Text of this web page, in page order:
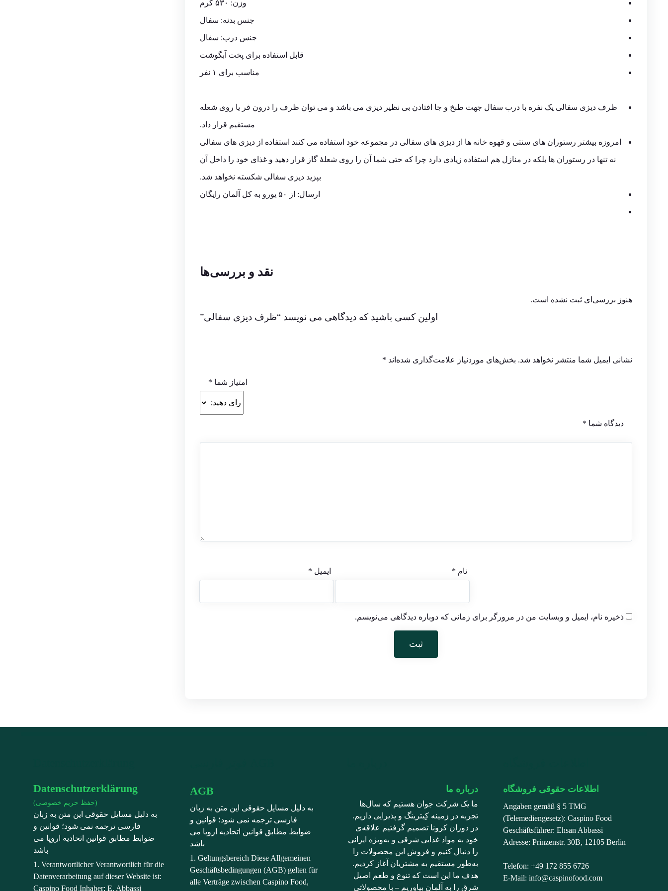
وزن: ۵۳۰ گرم
جنس بدنه: سفال
جنس درب: سفال
قابل استفاده برای پخت آبگوشت
مناسب برای ۱ نفر
ظرف دیزی سفالی یک نفره با درب سفال جهت طبخ و جا افتادن بی نظیر دیزی می باشد و می توان ظرف را درون فر یا روی شعله
مستقیم قرار داد.
امروزه بیشتر رستوران های سنتی و قهوه خانه ها از دیزی های سفالی در مجموعه خود استفاده می کنند استفاده از دیزی های سفالی
نه تنها در رستوران ها بلکه در منازل هم استفاده زیادی دارد چرا که حتی شما آن را روی شعلۀ گاز قرار دهید و غذای خود را داخل آن
بپزید دیزی سفالی شکسته نخواهد شد.
ارسال: از ۵۰ یورو به کل آلمان رایگان
نقد و بررسی‌ها
هنوز بررسی‌ای ثبت نشده است.
اولین کسی باشید که دیدگاهی می نویسد “ظرف دیزی سفالی”
نشانی ایمیل شما منتشر نخواهد شد. بخش‌های موردنیاز علامت‌گذاری شده‌اند *
امتیاز شما *
دیدگاه شما *
نام * ایمیل *
ذخیره نام، ایمیل و وبسایت من در مرورگر برای زمانی که دوباره دیدگاهی می‌نویسم.
اطلاعات حقوقی فروشگاه
Angaben gemäß § 5 TMG
(Telemediengesetz): Caspino Food
Geschäftsführer: Ehsan Abbassi
Adresse: Prinzenstr. 30B, 12105 Berlin
Telefon: +49 172 855 6726
E-Mail: info@caspinofood.com
درباره ما
ما یک شرکت جوان هستیم که سال‌ها
تجربه در زمینه کِیترینگ و پذیرایی داریم.
در دوران کرونا تصمیم گرفتیم علاقه‌ی
خود به مواد غذایی شرقی و به‌ویژه ایرانی
را دنبال کنیم و فروش این محصولات را
به‌طور مستقیم به مشتریان آغاز کردیم.
هدف ما این است که تنوع و طعم اصیل
شرق را به آلمان بیاوریم – با محصولاتی
AGB
به دلیل مسایل حقوقی این متن به زبان
فارسی ترجمه نمی شود؛ قوانین و
ضوابط مطابق قوانین اتحادیه اروپا می
باشد
1. Geltungsbereich Diese Allgemeinen
Geschäftsbedingungen (AGB) gelten für
alle Verträge zwischen Caspino Food,
Datenschutzerklärung
(حفظ حریم خصوصی)
به دلیل مسایل حقوقی این متن به زبان
فارسی ترجمه نمی شود؛ قوانین و
ضوابط مطابق قوانین اتحادیه اروپا می
باشد
1. Verantwortlicher Verantwortlich für die
Datenverarbeitung auf dieser Website ist:
Caspino Food Inhaber: E. Abbassi